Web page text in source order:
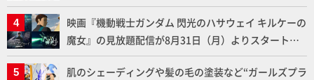
ー塗料の未来についてインタビュー！
映画『機動戦士ガンダム 閃光のハサウェイ キルケーの
魔女』の見放題配信が8月31日（月）よりスタート！
Prime Videoで国内独占配信
肌のシェーディングや髪の毛の塗装など“ガールズプラ